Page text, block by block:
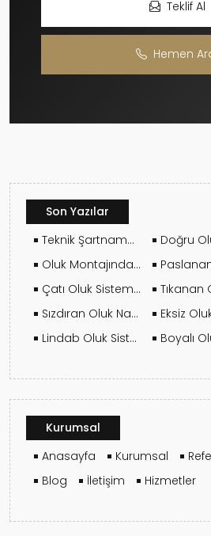
Teklif Al
Hemen
Kurumsal
Anasayfa
Kurumsal
Blog
İletişim Hizmetler
Son Yazılar
Teknik Şartname ve Yapı Standartlarına Uygun Montaj
Oluk Montajında İş Güvenliği Neden Hayati Öneme Sahiptir?
Çatı Oluk Sistemi Yaptırmadan Önce Nelere Dikkat Edilmeli?
Sızdıran Oluk Nasıl Anlaşılır? Erken Belirtiler
Lindab Oluk Sistemleri ile Standart Oluk Arasındaki Fark